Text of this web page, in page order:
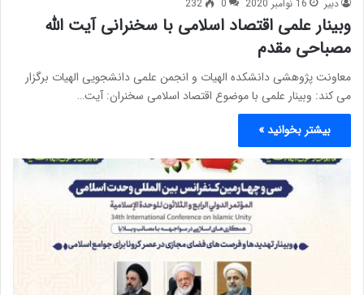
دبیر 16 نوامبر 2020 0
232
وبینار علمی اقتصاد اسلامی با سخنرانی آیت الله
مصباحی مقدم
معاونت پژوهشی دانشکده الهیات و انجمن علمی دانشجویی الهیات برگزار
می کند: وبینار علمی با موضوع اقتصاد اسلامی سخنران: آیت…
بیشتر بخوانید »